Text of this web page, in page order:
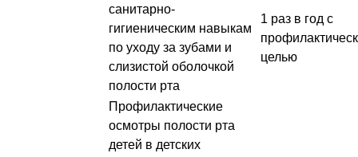
санитарно-
гигиеническим навыкам
по уходу за зубами и
слизистой оболочкой
полости рта
1 раз в год с
целью
Профилактические
осмотры полости рта
детей в детских